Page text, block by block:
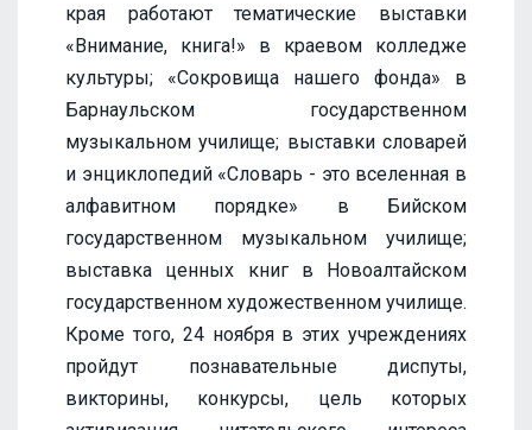
края работают тематические выставки
«Внимание, книга!» в краевом колледже
культуры; «Сокровища нашего фонда» в
Барнаульском государственном
музыкальном училище; выставки словарей
и энциклопедий «Словарь - это вселенная в
алфавитном порядке» в Бийском
государственном музыкальном училище;
выставка ценных книг в Новоалтайском
государственном художественном училище.
Кроме того, 24 ноября в этих учреждениях
пройдут познавательные диспуты,
викторины, конкурсы, цель которых